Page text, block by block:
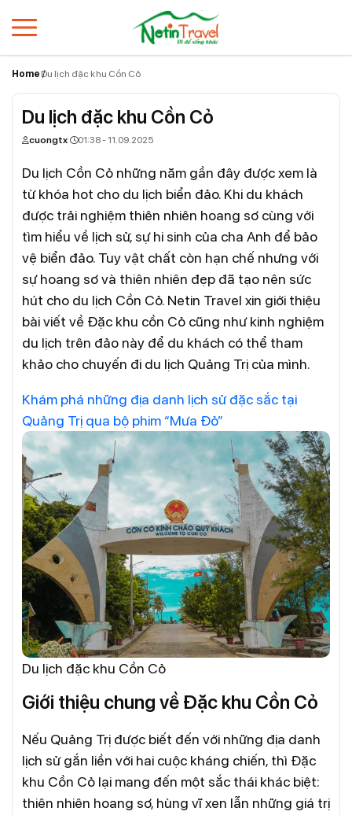
Home Du lịch đặc khu Cồn Cỏ
Du lịch đặc khu Cồn Cỏ
cuongtx 01:38 - 11.09.2025
Du lịch Cồn Cỏ những năm gần đây được xem là
từ khóa hot cho du lịch biển đảo. Khi du khách
được trải nghiệm thiên nhiên hoang sơ cùng với
tìm hiểu về lịch sử, sự hi sinh của cha Anh để bảo
vệ biển đảo. Tuy vật chất còn hạn chế nhưng với
sự hoang sơ và thiên nhiên đẹp đã tạo nên sức
hút cho du lịch Cồn Cỏ. Netin Travel xin giới thiệu
bài viết về Đặc khu cồn Cỏ cũng như kinh nghiệm
du lịch trên đảo này để du khách có thể tham
khảo cho chuyến đi du lịch Quảng Trị của mình.
Khám phá những địa danh lịch sử đặc sắc tại
Quảng Trị qua bộ phim “Mưa Đỏ”
Du lịch đặc khu Cồn Cỏ
Giới thiệu chung về Đặc khu Cồn Cỏ
Nếu Quảng Trị được biết đến với những địa danh
lịch sử gắn liền với hai cuộc kháng chiến, thì Đặc
khu Cồn Cỏ lại mang đến một sắc thái khác biệt:
thiên nhiên hoang sơ, hùng vĩ xen lẫn những giá trị